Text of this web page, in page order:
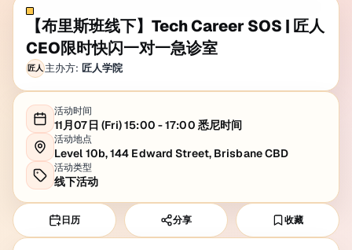
【布里斯班线下】Tech Career SOS | 匠人
CEO限时快闪一对一急诊室
匠人 主办方: 匠人学院
活动时间
11月07日 (Fri) 15:00 - 17:00 悉尼时间
活动地点
Level 10b, 144 Edward Street, Brisbane CBD
活动类型
线下活动
日历 分享 收藏